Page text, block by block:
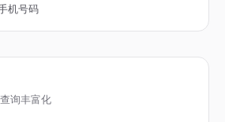
机号码
询丰富化